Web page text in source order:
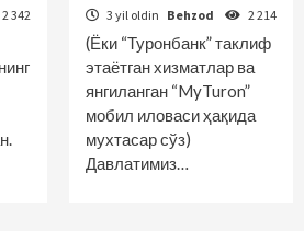
2 342 3 yil oldin Behzod 2 214
(Ёки “Туронбанк” таклиф
этаётган хизматлар ва
янгиланган “MyTuron”
мобил иловаси ҳақида
мухтасар сўз)
Давлатимиз…